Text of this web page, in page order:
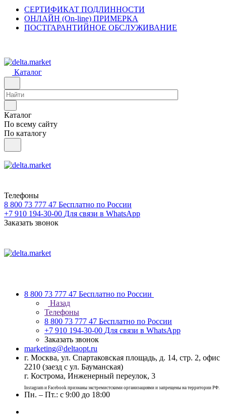
СЕРТИФИКАТ ПОДЛИННОСТИ
ОНЛАЙН (On-line) ПРИМЕРКА
ПОСТГАРАНТИЙНОЕ ОБСЛУЖИВАНИЕ
Каталог
Каталог
По всему сайту
По каталогу
Телефоны
8 800 73 777 47 Бесплатно по России
+7 910 194-30-00 Для связи в WhatsApp
Заказать звонок
8 800 73 777 47 Бесплатно по России
Назад
Телефоны
8 800 73 777 47 Бесплатно по России
+7 910 194-30-00 Для связи в WhatsApp
Заказать звонок
marketing@deltaopt.ru
г. Москва, ул. Спартаковская площадь, д. 14, стр. 2, офис
2210 (заезд с ул. Бауманская)
г. Кострома, Инженерный переулок, 3
Instagram и Facebook признаны экстремистскими организациями и запрещены на территории РФ.
Пн. – Пт.: с 9:00 до 18:00